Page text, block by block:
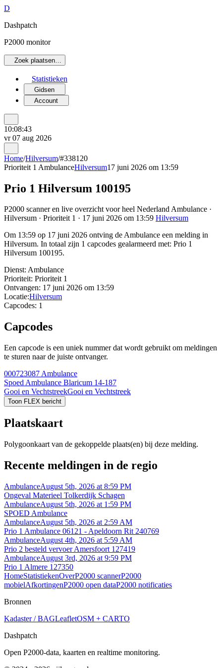
D
Dashpatch
P2000 monitor
Zoek plaatsen…
Statistieken
Gidsen
Account
10:08:43
vr 07 aug 2026
Home/Hilversum/#338120
Prioriteit 1 AmbulanceHilversum17 juni 2026 om 13:59
Prio 1 Hilversum 100195
P2000 scanner en live overzicht voor heel Nederland Ambulance ·
Hilversum · Prioriteit 1 · 17 juni 2026 om 13:59 Hilversum
Om 13:59 op 17 juni 2026 ontving de Ambulance een melding in
Hilversum. In totaal zijn 1 capcodes gealarmeerd met: Prio 1
Hilversum 100195.
Dienst: Ambulance
Prioriteit: Prioriteit 1
Ontvangen: 17 juni 2026 om 13:59
Locatie:Hilversum
Capcodes: 1
Capcodes
Een capcode is een uniek nummer dat wordt gebruikt om meldingen
te sturen naar de juiste ontvanger.
000723087 Ambulance
Spoed Ambulance Blaricum 14-187
Gooi en VechtstreekGooi en Vechtstreek
Toon FLEX bericht
Plaatskaart
Polygoonkaart van de gekoppelde plaats(en) bij deze melding.
Recente meldingen in de regio
AmbulanceAugust 5th, 2026 at 8:59 PM
Ongeval Materieel Tolkerdijk Schagen
AmbulanceAugust 5th, 2026 at 1:59 PM
SPOED Ambulance
AmbulanceAugust 5th, 2026 at 2:59 AM
Prio 1 Ambulance 06121 - Apeldoorn Rit 240769
AmbulanceAugust 4th, 2026 at 5:59 AM
Prio 2 besteld vervoer Amersfoort 127419
AmbulanceAugust 3rd, 2026 at 9:59 PM
Prio 1 Almere 127350
HomeStatistiekenOverP2000 scannerP2000
mobielAfkortingenP2000 open dataP2000 notificaties
Bronnen
Kadaster / BAGLeafletOSM + CARTO
Dashpatch
Open P2000-data, kaarten en realtime monitoring.